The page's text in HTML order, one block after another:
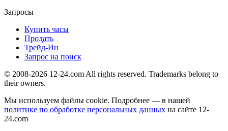
Запросы
Купить часы
Продать
Трейд-Ин
Запрос на поиск
© 2008-2026 12-24.com All rights reserved. Trademarks belong to
their owners.
Мы используем файлы cookie. Подробнее — в нашей
политике по обработке персональных данных на сайте 12-
24.com